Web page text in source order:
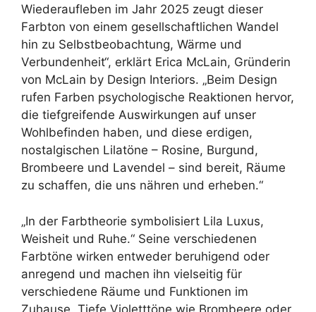
Wiederaufleben im Jahr 2025 zeugt dieser
Farbton von einem gesellschaftlichen Wandel
hin zu Selbstbeobachtung, Wärme und
Verbundenheit“, erklärt Erica McLain, Gründerin
von McLain by Design Interiors. „Beim Design
rufen Farben psychologische Reaktionen hervor,
die tiefgreifende Auswirkungen auf unser
Wohlbefinden haben, und diese erdigen,
nostalgischen Lilatöne – Rosine, Burgund,
Brombeere und Lavendel – sind bereit, Räume
zu schaffen, die uns nähren und erheben.“
„In der Farbtheorie symbolisiert Lila Luxus,
Weisheit und Ruhe.“ Seine verschiedenen
Farbtöne wirken entweder beruhigend oder
anregend und machen ihn vielseitig für
verschiedene Räume und Funktionen im
Zuhause. Tiefe Violetttöne wie Brombeere oder